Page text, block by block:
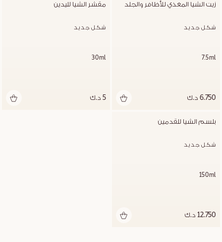
زيت الشيا المغذي للأظافر والجلد
شكل جديد
7.5ml
6.750 د.ك
مقشر الشيا لليدين
شكل جديد
30ml
5 د.ك
بلسم الشيا للقدمين
شكل جديد
150ml
12.750 د.ك